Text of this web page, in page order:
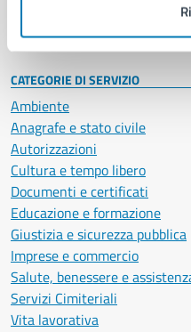
Intranet, posta aziendale e
CATEGORIE DI SERVIZIO
Ambiente
Anagrafe e stato civile
Autorizzazioni
Cultura e tempo libero
Documenti e certificati
Educazione e formazione
Giustizia e sicurezza pubblica
Imprese e commercio
Salute, benessere e
Servizi Cimiteriali
Vita lavorativa